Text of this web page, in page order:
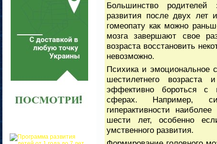
Большинство родителей
развития после двух лет
гомеопату как можно
мозга завершают свое
возраста восстановить
невозможно.
Психика и эмоциональное
шестилетнего
эффективно бороться с
сферах. Например,
гиперактивности
шести лет, особенно
умственного развития.